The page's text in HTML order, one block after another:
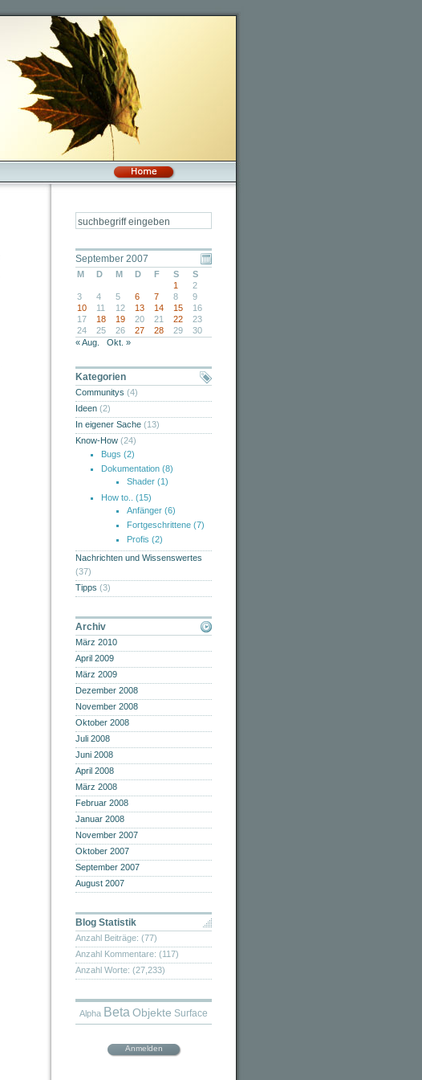
September 2007
M D M D F S
S
1
2
3
4 5 6 7 8
9
10
11 12 13 14 15
16
17
18 19 20 21 22
23
24
25 26 27 28 29
30
« Aug.
Okt. »
Kategorien
Communitys (4)
Ideen (2)
In eigener Sache (13)
Know-How (24)
Bugs (2)
Dokumentation (8)
Shader (1)
How to..
(15)
Anfänger (6)
Fortgeschrittene (7)
Profis (2)
Nachrichten und Wissenswertes
(37)
Tipps (3)
Archiv
März 2010
April 2009
März 2009
Dezember 2008
November 2008
Oktober 2008
Juli 2008
Juni 2008
April 2008
März 2008
Februar 2008
Januar 2008
November 2007
Oktober 2007
September 2007
August 2007
Blog Statistik
Anzahl Beiträge: (77)
Anzahl Kommentare: (117)
Anzahl Worte: (27,233)
Alpha Beta Objekte Surface
Anmelden